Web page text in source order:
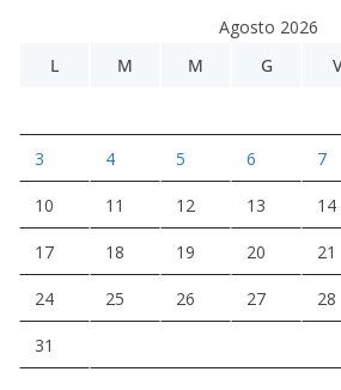
Agosto 2026
L
M M G
3 4 5 6 7
10 11 12 13 14
17 18 19 20 21
24 25 26 27 28
31